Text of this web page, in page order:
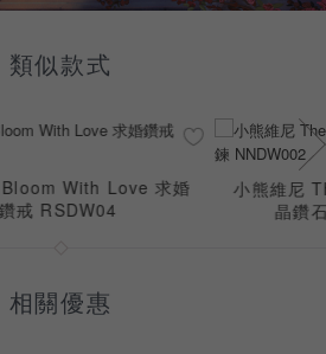
類似款式
Pooh系列10K黃水
石項鍊 NNDW002
小熊維尼
相關優惠